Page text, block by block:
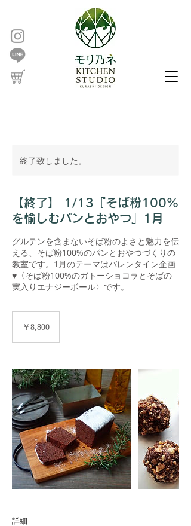
終了致しました。
【終了】 1/13『そば粉100%
を愉しむパンとおやつ』1月
グルテンを含まないそば粉のよさと魅力を伝
える、そば粉100%のパンとおやつづくりの
教室です。1月のテーマはバレンタイン企画
♥〈そば粉100%のガトーショコラとそばの
実入りエナジーボール〉です。
￥8,800
詳細